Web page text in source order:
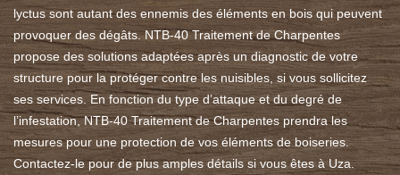
lyctus sont autant des ennemis des éléments en bois qui peuvent
provoquer des dégâts. NTB-40 Traitement de Charpentes
propose des solutions adaptées après un diagnostic de votre
structure pour la protéger contre les nuisibles, si vous sollicitez
ses services. En fonction du type d’attaque et du degré de
l’infestation, NTB-40 Traitement de Charpentes prendra les
mesures pour une protection de vos éléments de boiseries.
Contactez-le pour de plus amples détails si vous êtes à Uza.